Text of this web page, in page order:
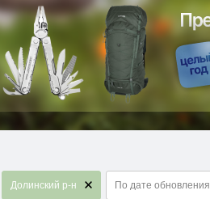
Долинский р-н По дате обновления